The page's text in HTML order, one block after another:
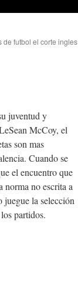
de futbol el corte ingles
juventud y
McCoy, el
son mas
Cuando se
el encuentro que
norma no escrita a
la selección
partidos.